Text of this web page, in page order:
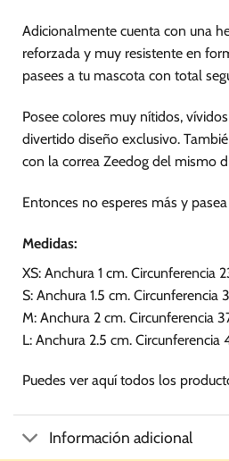
Adicionalmente cuenta con una
reforzada y muy resistente en
pasees a tu mascota con total
Posee colores muy nítidos,
divertido diseño exclusivo.
con la correa Zeedog del mismo
Entonces no esperes más y
Medidas:
XS: Anchura 1 cm. Circunferencia
S: Anchura 1.5 cm. Circunferencia
M: Anchura 2 cm. Circunferencia
L: Anchura 2.5 cm. Circunferencia
Puedes ver aquí todos los
Información adicional